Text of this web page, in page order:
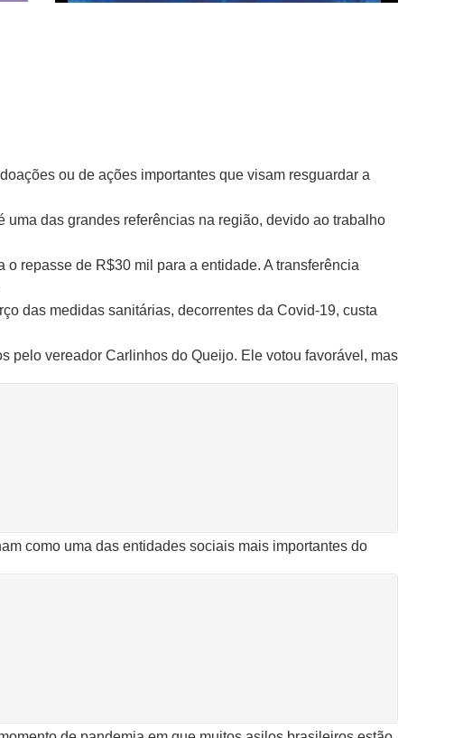
ou de ações importantes que visam resguardar a
das grandes referências na região, devido ao trabalho
repasse de R$30 mil para a entidade. A transferência
das medidas sanitárias, decorrentes da Covid-19, custa
pelo vereador Carlinhos do Queijo. Ele votou favorável, mas
como uma das entidades sociais mais importantes do